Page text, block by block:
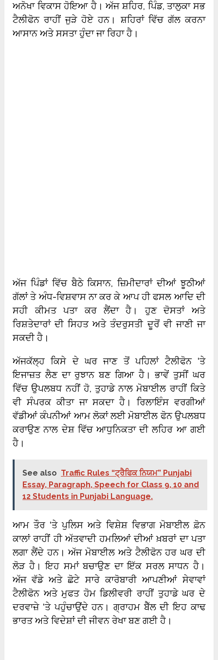
ਅਨੋਖਾ ਵਿਕਾਸ ਹੋਇਆ ਹੈ। ਅੱਜ ਸ਼ਹਿਰ, ਪਿੰਡ, ਤਾਲੁਕਾ ਸਭ
ਟੈਲੀਫੋਨ ਰਾਹੀਂ ਜੁੜੇ ਹੋਏ ਹਨ। ਸ਼ਹਿਰਾਂ ਵਿੱਚ ਗੱਲ ਕਰਨਾ
ਆਸਾਨ ਅਤੇ ਸਸਤਾ ਹੁੰਦਾ ਜਾ ਰਿਹਾ ਹੈ।
ਅੱਜ ਪਿੰਡਾਂ ਵਿੱਚ ਬੈਠੇ ਕਿਸਾਨ, ਜ਼ਿਮੀਦਾਰਾਂ ਦੀਆਂ ਝੂਠੀਆਂ
ਗੱਲਾਂ ਤੇ ਅੰਧ-ਵਿਸ਼ਵਾਸ ਨਾ ਕਰ ਕੇ ਆਪ ਹੀ ਫਸਲ ਆਦਿ ਦੀ
ਸਹੀ ਕੀਮਤ ਪਤਾ ਕਰ ਲੈਂਦਾ ਹੈ। ਹੁਣ ਦੋਸਤਾਂ ਅਤੇ
ਰਿਸ਼ਤੇਦਾਰਾਂ ਦੀ ਸਿਹਤ ਅਤੇ ਤੰਦਰੁਸਤੀ ਦੂਰੋਂ ਵੀ ਜਾਣੀ ਜਾ
ਸਕਦੀ ਹੈ।
ਅੱਜਕੱਲ੍ਹ ਕਿਸੇ ਦੇ ਘਰ ਜਾਣ ਤੋਂ ਪਹਿਲਾਂ ਟੈਲੀਫੋਨ ‘ਤੇ
ਇਜਾਜ਼ਤ ਲੈਣ ਦਾ ਰੁਝਾਨ ਬਣ ਗਿਆ ਹੈ। ਭਾਵੇਂ ਤੁਸੀਂ ਘਰ
ਵਿੱਚ ਉਪਲਬਧ ਨਹੀਂ ਹੋ, ਤੁਹਾਡੇ ਨਾਲ ਮੋਬਾਈਲ ਰਾਹੀਂ ਕਿਤੇ
ਵੀ ਸੰਪਰਕ ਕੀਤਾ ਜਾ ਸਕਦਾ ਹੈ। ਰਿਲਾਇੰਸ ਵਰਗੀਆਂ
ਵੱਡੀਆਂ ਕੰਪਨੀਆਂ ਆਮ ਲੋਕਾਂ ਲਈ ਮੋਬਾਈਲ ਫੋਨ ਉਪਲਬਧ
ਕਰਾਉਣ ਨਾਲ ਦੇਸ਼ ਵਿੱਚ ਆਧੁਨਿਕਤਾ ਦੀ ਲਹਿਰ ਆ ਗਈ
ਹੈ।
See also Traffic Rules “ਟ੍ਰੈਫਿਕ ਨਿਯਮ” Punjabi
Essay, Paragraph, Speech for Class 9, 10 and
12 Students in Punjabi Language.
ਆਮ ਤੌਰ ‘ਤੇ ਪੁਲਿਸ ਅਤੇ ਵਿਸ਼ੇਸ਼ ਵਿਭਾਗ ਮੋਬਾਈਲ ਫ਼ੋਨ
ਕਾਲਾਂ ਰਾਹੀਂ ਹੀ ਅੱਤਵਾਦੀ ਹਮਲਿਆਂ ਦੀਆਂ ਖ਼ਬਰਾਂ ਦਾ ਪਤਾ
ਲਗਾ ਲੈਂਦੇ ਹਨ। ਅੱਜ ਮੋਬਾਈਲ ਅਤੇ ਟੈਲੀਫੋਨ ਹਰ ਘਰ ਦੀ
ਲੋੜ ਹੈ। ਇਹ ਸਮਾਂ ਬਚਾਉਣ ਦਾ ਇੱਕ ਸਰਲ ਸਾਧਨ ਹੈ।
ਅੱਜ ਵੱਡੇ ਅਤੇ ਛੋਟੇ ਸਾਰੇ ਕਾਰੋਬਾਰੀ ਆਪਣੀਆਂ ਸੇਵਾਵਾਂ
ਟੈਲੀਫੋਨ ਅਤੇ ਮੁਫਤ ਹੋਮ ਡਿਲੀਵਰੀ ਰਾਹੀਂ ਤੁਹਾਡੇ ਘਰ ਦੇ
ਦਰਵਾਜ਼ੇ ‘ਤੇ ਪਹੁੰਚਾਉਂਦੇ ਹਨ। ਗ੍ਰਾਹਮ ਬੈੱਲ ਦੀ ਇਹ ਕਾਢ
ਭਾਰਤ ਅਤੇ ਵਿਦੇਸ਼ਾਂ ਦੀ ਜੀਵਨ ਰੇਖਾ ਬਣ ਗਈ ਹੈ।